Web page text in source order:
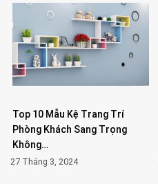
Top 10 Mẫu Kệ Trang Trí
Phòng Khách Sang Trọng
Không…
27 Tháng 3, 2024